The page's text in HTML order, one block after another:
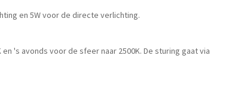
en 5W voor de directe verlichting.
's avonds voor de sfeer naar 2500K. De sturing gaat via